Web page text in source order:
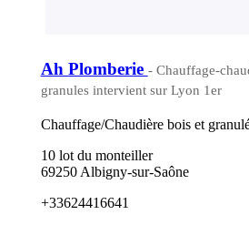
Ah Plomberie - Chauffage-
granules intervient sur Lyon 1er
Chauffage/Chaudière bois et
10 lot du monteiller
69250 Albigny-sur-Saône
+33624416641